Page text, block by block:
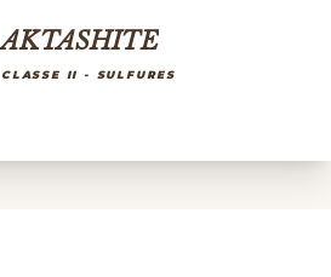
AKTASHITE
CLASSE II - SULFURES